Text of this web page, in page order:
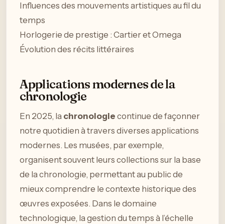
Influences des mouvements artistiques au fil du
temps
Horlogerie de prestige : Cartier et Omega
Évolution des récits littéraires
Applications modernes de la
chronologie
En 2025, la chronologie continue de façonner
notre quotidien à travers diverses applications
modernes. Les musées, par exemple,
organisent souvent leurs collections sur la base
de la chronologie, permettant au public de
mieux comprendre le contexte historique des
œuvres exposées. Dans le domaine
technologique, la gestion du temps à l’échelle